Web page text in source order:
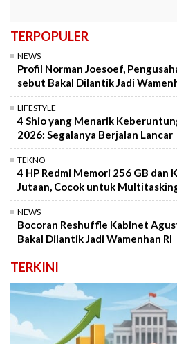
TERPOPULER
NEWS
Profil Norman Joesoef,
sebut Bakal Dilantik Jadi
LIFESTYLE
4 Shio yang Menarik
2026: Segalanya Berjalan Lancar
TEKNO
4 HP Redmi Memori 256 GB dan
Jutaan, Cocok untuk
NEWS
Bocoran Reshuffle Kabinet
Bakal Dilantik Jadi Wamenhan RI
TERKINI